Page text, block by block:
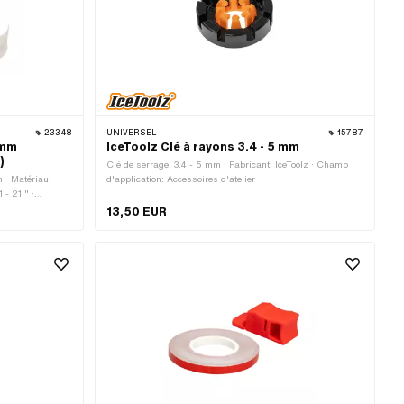
23348
· Matériau:
- 21 " ·
UNIVERSEL 15787
IceToolz Clé à rayons 3.4 - 5 mm
Clé de serrage: 3.4 - 5 mm · Fabricant: IceToolz · Champ
d'application: Accessoires d'atelier
13,50 EUR